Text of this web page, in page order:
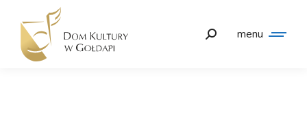
menu